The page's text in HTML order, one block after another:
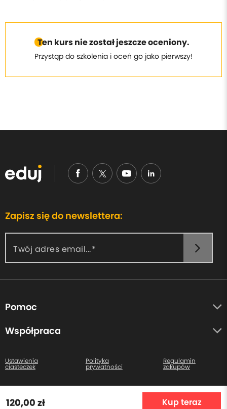
Ten kurs nie został jeszcze oceniony.
Przystąp do szkolenia i oceń go jako pierwszy!
120,00 zł Kup teraz
Zapisz się do newslettera:
Twój adres email...
Pomoc
O nas
Centrum pomocy
Kontakt
Współpraca
Wszystkie prawa zastrzeżone. Copyright © 2026
Ustawienia
ciasteczek
Polityka
prywatności
Regulamin
zakupów